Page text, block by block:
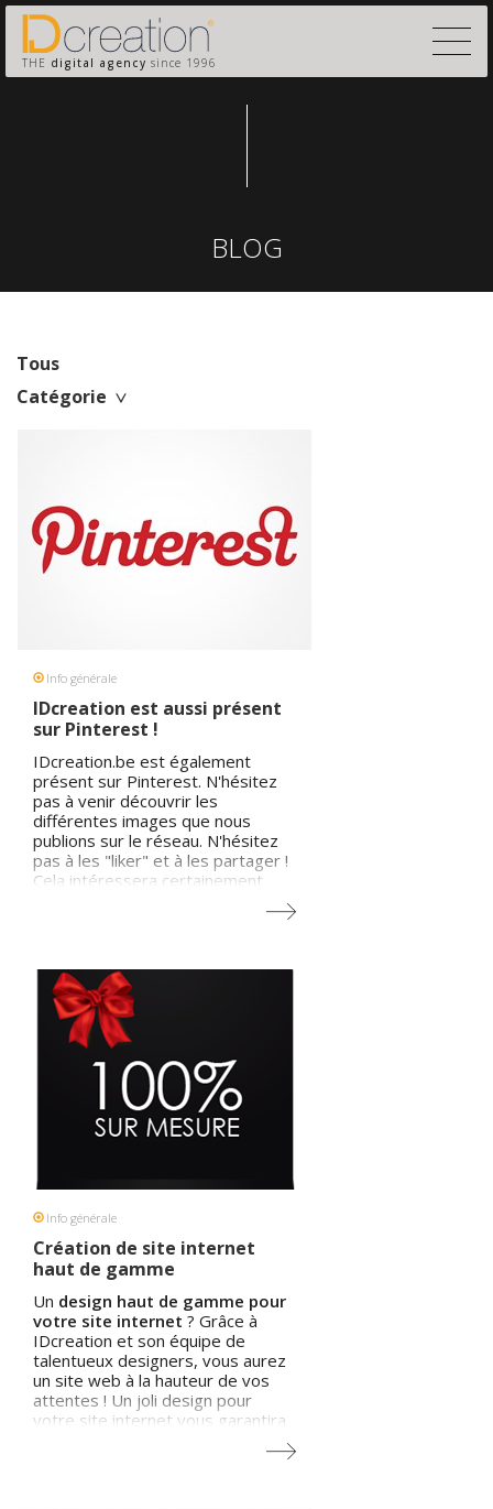
THE digital agency since 1996
BLOG
Tous
Catégorie
Info générale
IDcreation est aussi présent
sur Pinterest !
IDcreation.be est également
présent sur Pinterest. N'hésitez
pas à venir découvrir les
différentes images que nous
publions sur le réseau. N'hésitez
pas à les "liker" et à les partager !
Cela intéressera certainement
pourrez observer l'évolution et les
jusqu'à aujourd'hui ! Nous
développons aussi pas mal de
sites dans la région de Bruxelles
https://www.pinterest.com/idcreation/creation-
site-internet-bruxelles/).
Info générale
Création de site internet
haut de gamme
Un design haut de gamme pour
votre site internet ? Grâce à
IDcreation et son équipe de
talentueux designers, vous aurez
un site web à la hauteur de vos
attentes ! Un joli design pour
votre site internet vous garantira
ainsi un bon début pour mettre en
place votre stratégie e-marketing.